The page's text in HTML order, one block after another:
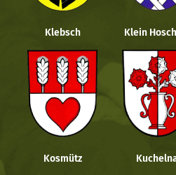
Klebsch Klein
Kosmütz